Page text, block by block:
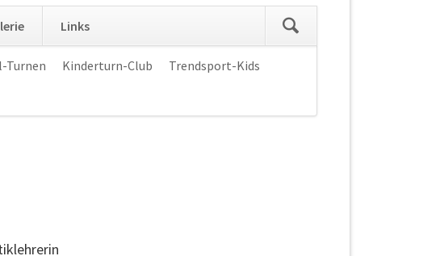
überspringen
Links
Turnen Kinderturn-Club
Trendsport-Kids